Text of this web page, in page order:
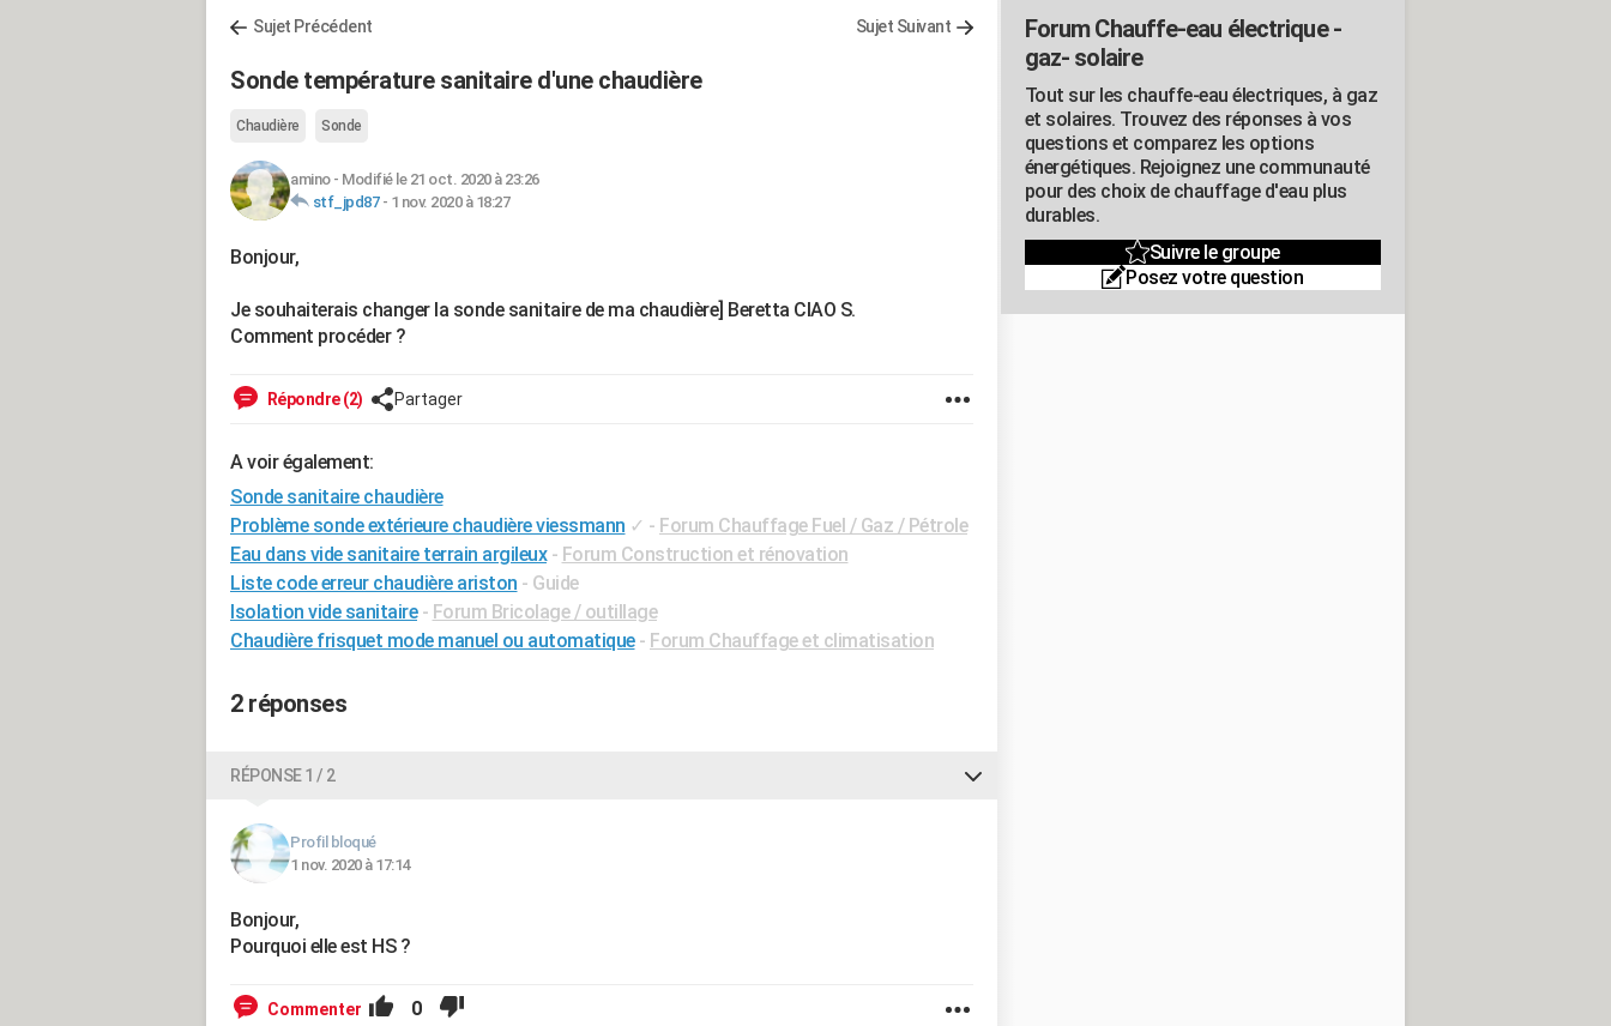
Sujet Précédent Sujet Suivant
Sonde température sanitaire d'une chaudière
Chaudière Sonde
amino- Modifié le 21 oct. 2020 à 23:26
stf_jpd87- 1 nov. 2020 à 18:27
Bonjour,
Je souhaiterais changer la sonde sanitaire de ma chaudière] Beretta CIAO S.
Comment procéder ?
Répondre (2) Partager
A voir également:
Sonde sanitaire chaudière
Problème sonde extérieure chaudière viessmann ✓ - Forum Chauffage Fuel / Gaz / Pétrole
Eau dans vide sanitaire terrain argileux - Forum Construction et rénovation
Liste code erreur chaudière ariston - Guide
Isolation vide sanitaire - Forum Bricolage / outillage
Chaudière frisquet mode manuel ou automatique - Forum Chauffage et climatisation
2 réponses
RÉPONSE 1 / 2
Profil bloqué
1 nov. 2020 à 17:14
Bonjour,
Pourquoi elle est HS ?
Commenter 0
Forum Chauffe-eau électrique -
gaz- solaire
Tout sur les chauffe-eau électriques, à gaz
et solaires. Trouvez des réponses à vos
questions et comparez les options
énergétiques. Rejoignez une communauté
pour des choix de chauffage d'eau plus
durables.
Suivre le groupe
Posez votre question